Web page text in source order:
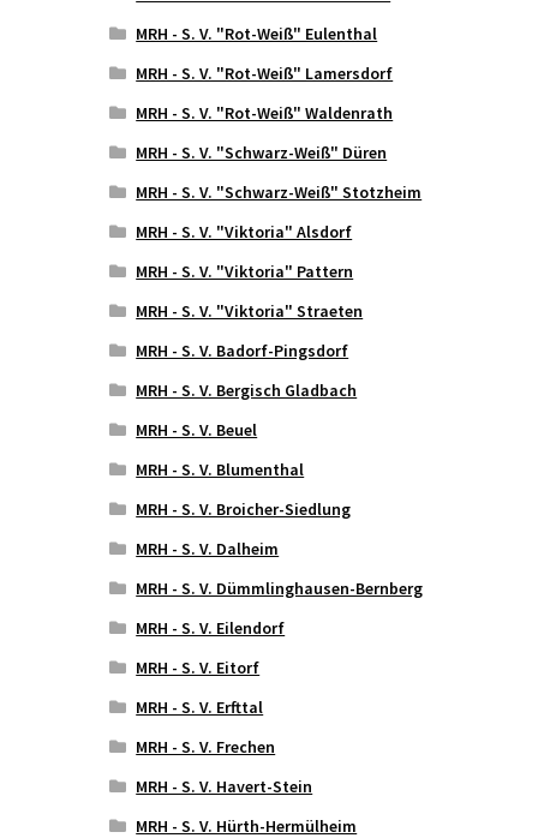
MRH - S. V. "Rot-Weiß" Eulenthal
MRH - S. V. "Rot-Weiß" Lamersdorf
MRH - S. V. "Rot-Weiß" Waldenrath
MRH - S. V. "Schwarz-Weiß" Düren
MRH - S. V. "Schwarz-Weiß" Stotzheim
MRH - S. V. "Viktoria" Alsdorf
MRH - S. V. "Viktoria" Pattern
MRH - S. V. "Viktoria" Straeten
MRH - S. V. Badorf-Pingsdorf
MRH - S. V. Bergisch Gladbach
MRH - S. V. Beuel
MRH - S. V. Blumenthal
MRH - S. V. Broicher-Siedlung
MRH - S. V. Dalheim
MRH - S. V. Dümmlinghausen-Bernberg
MRH - S. V. Eilendorf
MRH - S. V. Eitorf
MRH - S. V. Erfttal
MRH - S. V. Frechen
MRH - S. V. Havert-Stein
MRH - S. V. Hürth-Hermülheim